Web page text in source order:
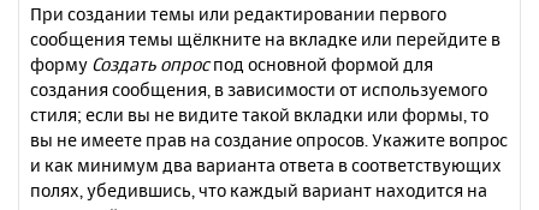
При создании темы или редактировании первого
сообщения темы щёлкните на вкладке или перейдите в
форму Создать опроспод основной формой для
создания сообщения, в зависимости от используемого
стиля; если вы не видите такой вкладки или формы, то
вы не имеете прав на создание опросов. Укажите вопрос
и как минимум два варианта ответа в соответствующих
полях, убедившись, что каждый вариант находится на